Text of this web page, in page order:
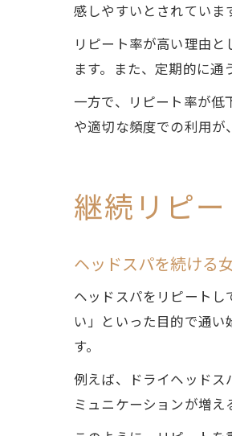
感しやすいとされていま
リピート率が高い理由
ます。また、定期的に
一方で、リピート率が
や適切な頻度での利用が
継続リピ
ヘッドスパを続ける
ヘッドスパをリピート
い」といった目的で通
す。
例えば、ドライヘッド
ミュニケーションが増